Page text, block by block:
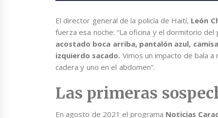
El director general de la policía de Haití, León
fuerza esa noche: “La oficina y el dormitorio
acostado boca arriba, pantalón azul,
izquierdo sacado. Vimos un impacto de bala
cadera y uno en el abdomen”.
Las primeras
En agosto de 2021 el programa Noticias